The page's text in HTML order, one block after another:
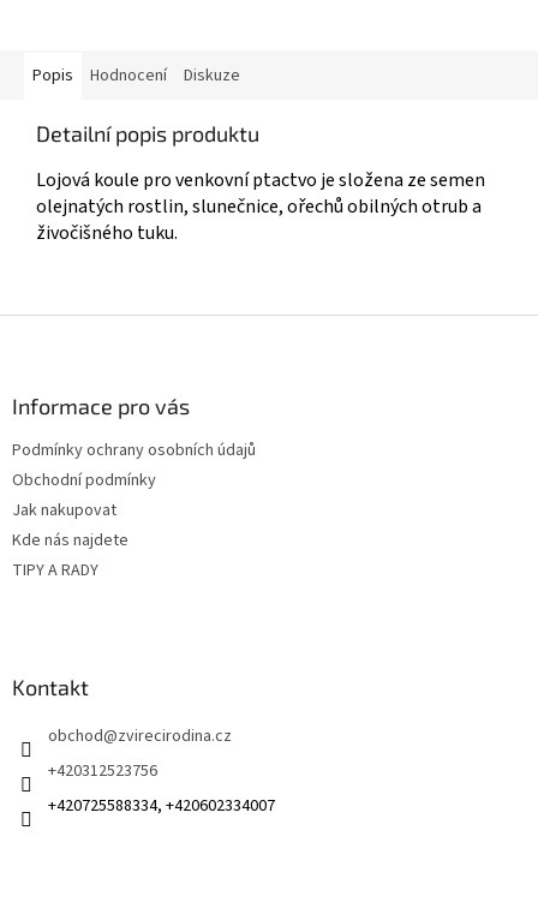
Popis Hodnocení Diskuze
Detailní popis produktu
Lojová koule pro venkovní ptactvo je složena ze semen
olejnatých rostlin, slunečnice, ořechů obilných otrub a
živočišného tuku.
Informace pro vás
Podmínky ochrany osobních údajů
Obchodní podmínky
Jak nakupovat
Kde nás najdete
TIPY A RADY
Kontakt
obchod@zvirecirodina.cz
+420312523756
+420725588334, +420602334007